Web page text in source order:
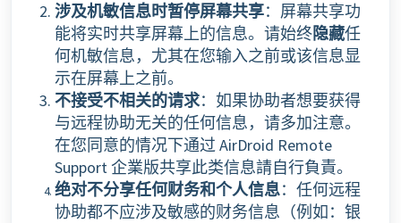
涉及机敏信息时暂停屏幕共享：屏幕共享功
能将实时共享屏幕上的信息。请始终隐藏任
何机敏信息，尤其在您输入之前或该信息显
示在屏幕上之前。
不接受不相关的请求：如果协助者想要获得
与远程协助无关的任何信息，请多加注意。
在您同意的情况下通过 AirDroid Remote
Support 企業版共享此类信息請自行負責。
绝对不分享任何财务和个人信息：任何远程
协助都不应涉及敏感的财务信息（例如：银